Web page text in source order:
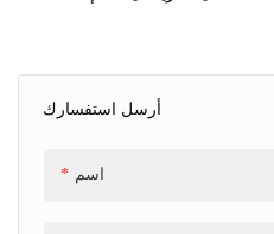
أرسل استفسارك
اسم